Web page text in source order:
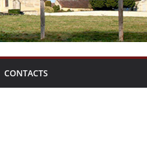
CONTACTS